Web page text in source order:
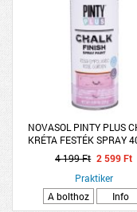
NOVASOL PINTY PLUS
KRÉTA FESTÉK SPRAY
CK793 HALVÁNY
4 199 Ft 2 599 Ft
Praktiker
A bolthoz
Info